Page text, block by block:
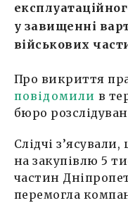
у завищенні
військових
Про викриття
повідомили в
бюро
Слідчі
на закупівлю 5
частин
перемогла